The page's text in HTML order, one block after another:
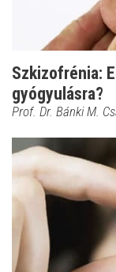
Szkizofrénia:
gyógyulásra?
Prof. Dr. Bánki M.